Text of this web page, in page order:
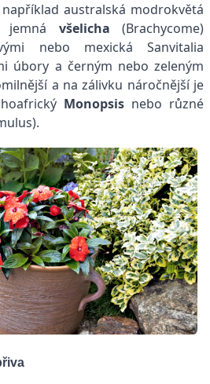
například australská modrokvětá
jemná všelicha (Brachycome)
nebo mexická Sanvitalia
úbory a černým nebo zeleným
a na zálivku náročnější je
Monopsis nebo různé